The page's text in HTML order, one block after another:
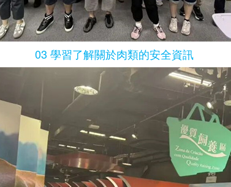
03 學習了解關於肉類的安全資訊